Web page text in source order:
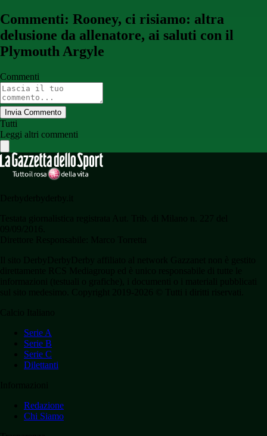
Commenti: Rooney, ci risiamo: altra
delusione da allenatore, ai saluti con il
Plymouth Argyle
Commenti
Invia Commento
Tutti
Leggi altri commenti
Serie A
Serie B
Serie C
Dilettanti
Redazione
Chi Siamo